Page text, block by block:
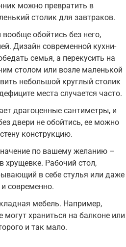
можно превратить в
столик для завтраков.
обойтись без него,
Дизайн современной кухни-
семья, а перекусить на
столом или возле маленькой
небольшой круглый столик
места случается часто.
драгоценные сантиметры, и
двери не обойтись, ее можно
конструкцию.
по вашему желанию –
хрущевке. Рабочий стол,
в себе стулья или даже
современно.
мебель. Например,
храниться на балконе или
и так мало.